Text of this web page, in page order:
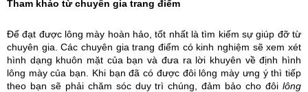
Tham khảo từ chuyên gia trang điểm
Để đạt được lông mày hoàn hảo, tốt nhất là tìm kiếm sự giúp đỡ từ
chuyên gia. Các chuyên gia trang điểm có kinh nghiệm sẽ xem xét
hình dạng khuôn mặt của bạn và đưa ra lời khuyên về định hình
lông mày của bạn. Khi bạn đã có được đôi lông mày ưng ý thì tiếp
theo bạn sẽ phải chăm sóc duy trì chúng, đảm bảo cho đôi lông